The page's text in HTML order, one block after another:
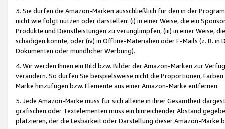
3. Sie dürfen die Amazon-Marken ausschließlich für den in der
nicht wie folgt nutzen oder darstellen: (i) in einer Weise, die ein
Produkte und Dienstleistungen zu verunglimpfen, (iii) in einer Weise,
schädigen könnte, oder (iv) in Offline-Materialien oder E-Mails (z. B. in
Dokumenten oder mündlicher Werbung).
4. Wir werden Ihnen ein Bild bzw. Bilder der Amazon-Marken zur
verändern. So dürfen Sie beispielsweise nicht die Proportionen,
Marke hinzufügen bzw. Elemente aus einer Amazon-Marke entfernen.
5. Jede Amazon-Marke muss für sich alleine in ihrer Gesamtheit
grafischen oder Textelementen muss ein hinreichender Abstand
platzieren, der die Lesbarkeit oder Darstellung dieser Amazon-Marke